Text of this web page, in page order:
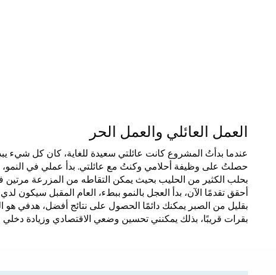
العمل العائلي والعمل الحر
عندما بدأتُ المشروع كانت عائلتي سعيدة للغاية، كان كل شيء
حصلتُ على وظيفة أحلامي وكنتُ مع عائلتي. بدأ عملي في النمو،
بحلب الكثير من الحليب بحيث يمكن التقاطه من المزرعة مرتين
أحقق تقدمًا الآن، بدأ العجل بالنمو ببطء، العام المقبل سيكون
بقليل من الصبر يمكنك دائمًا الحصول على نتائج أفضل، هدفي
بقرات قريبًا، بذلك يمكنني تحسين وضعي الاقتصادي وزيادة